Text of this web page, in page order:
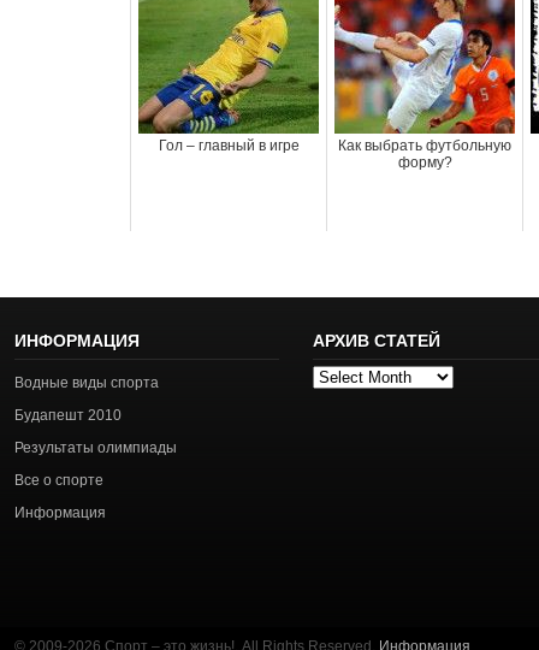
Гол – главный в игре
Как выбрать футбольную
форму?
ИНФОРМАЦИЯ
Водные виды спорта
Будапешт 2010
Результаты олимпиады
Все о спорте
Информация
АРХИВ СТАТЕЙ
Архив
© 2009-2026 Спорт – это жизнь!. All Rights Reserved. Информация